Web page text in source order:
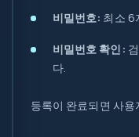
비밀번호: 최소 6
비밀번호 확인:
다.
등록이 완료되면 사